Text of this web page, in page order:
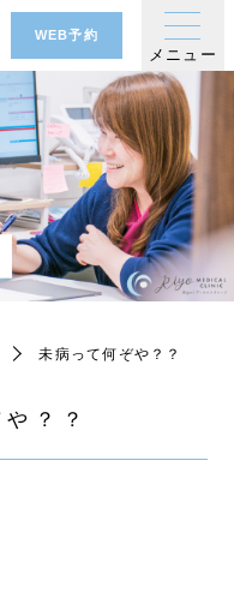
WEB予約
メニュー
未病って何ぞや？？
？？